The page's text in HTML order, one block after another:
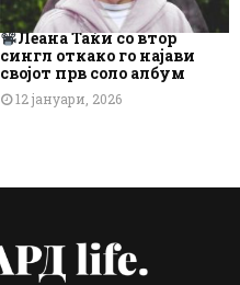
Леана Таќи со втор
сингл откако го најави
својот прв соло албум
12 јануари, 2026